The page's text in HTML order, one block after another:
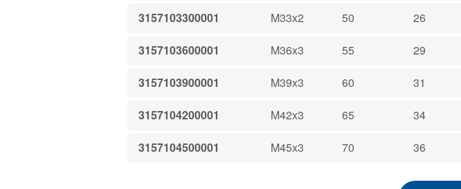
3157103300001 M33x2 50 26
3157103600001 M36x3 55 29
3157103900001 M39x3 60 31
3157104200001 M42x3 65 34
3157104500001 M45x3 70 36